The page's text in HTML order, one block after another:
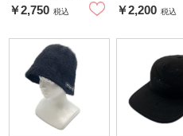
￥2,750 税込 ￥2,200 税込